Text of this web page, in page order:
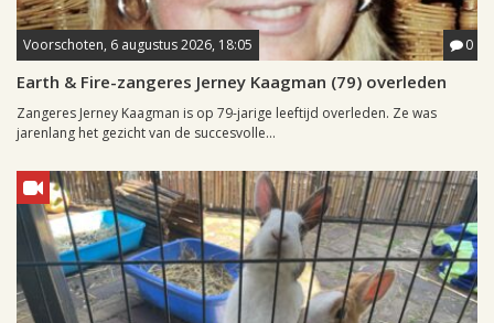
Voorschoten, 6 augustus 2026, 18:05 0
Earth & Fire-zangeres Jerney Kaagman (79) overleden
Zangeres Jerney Kaagman is op 79-jarige leeftijd overleden. Ze was
jarenlang het gezicht van de succesvolle...